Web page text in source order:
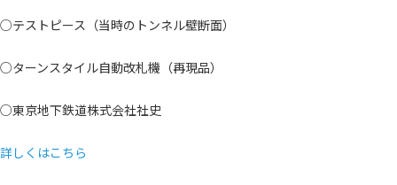
○テストピース（当時のトンネル壁断面）
○ターンスタイル自動改札機（再現品）
○東京地下鉄道株式会社社史
詳しくはこちら